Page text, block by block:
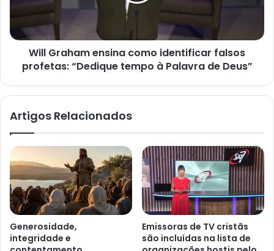
profetas:
“Dedique
tempo
Palavra
Will Graham ensina como identificar falsos
profetas: “Dedique tempo à Palavra de Deus”
Artigos Relacionados
Generosidade,
integridade e
Emissoras de TV cristãs
são incluídas na lista de